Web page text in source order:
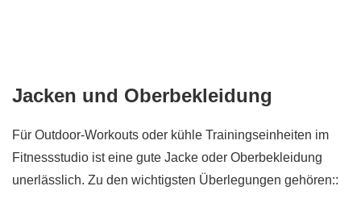
Jacken und Oberbekleidung
Für Outdoor-Workouts oder kühle Trainingseinheiten im
Fitnessstudio ist eine gute Jacke oder Oberbekleidung
unerlässlich. Zu den wichtigsten Überlegungen gehören::